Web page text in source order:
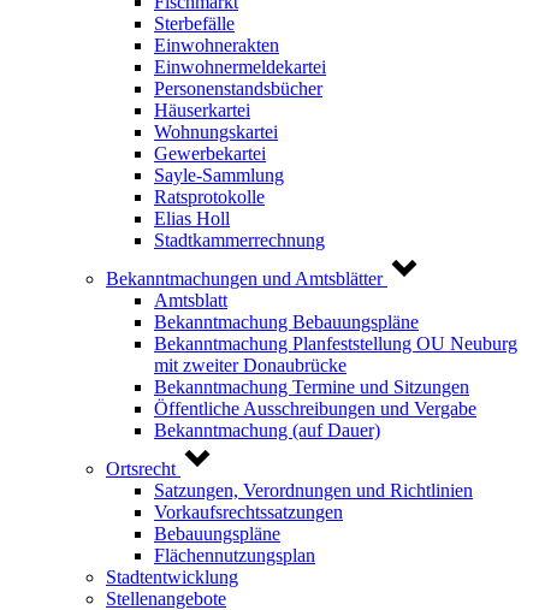
Sterbefälle
Einwohnerakten
Einwohnermeldekartei
Personenstandsbücher
Häuserkartei
Wohnungskartei
Gewerbekartei
Sayle-Sammlung
Ratsprotokolle
Elias Holl
Stadtkammerrechnung
Bekanntmachungen und Amtsblätter
Amtsblatt
Bekanntmachung Bebauungspläne
Bekanntmachung Planfeststellung OU Neuburg
mit zweiter Donaubrücke
Bekanntmachung Termine und Sitzungen
Öffentliche Ausschreibungen und Vergabe
Bekanntmachung (auf Dauer)
Ortsrecht
Satzungen, Verordnungen und Richtlinien
Vorkaufsrechtssatzungen
Bebauungspläne
Flächennutzungsplan
Stadtentwicklung
Stellenangebote